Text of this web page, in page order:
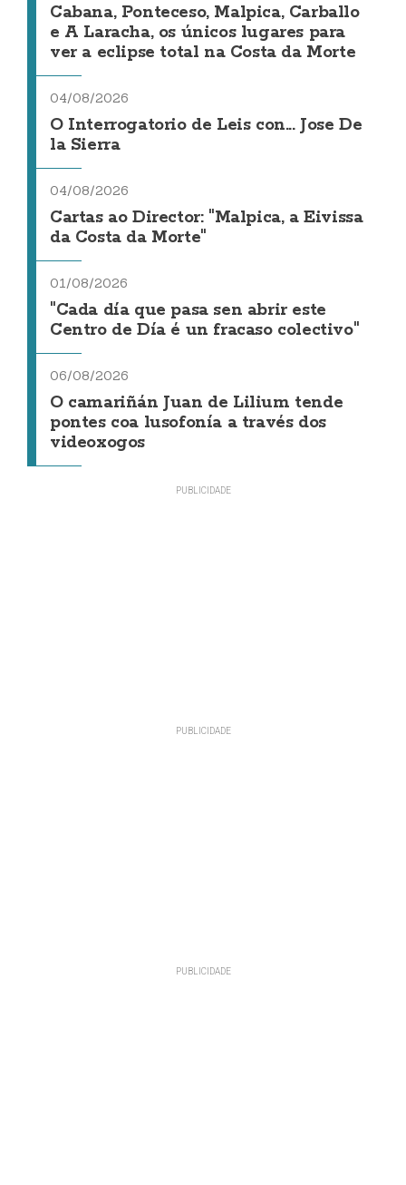
Cabana, Ponteceso, Malpica, Carballo
e A Laracha, os únicos lugares para
ver a eclipse total na Costa da Morte
04/08/2026
O Interrogatorio de Leis con... Jose De
la Sierra
04/08/2026
Cartas ao Director: "Malpica, a Eivissa
da Costa da Morte"
01/08/2026
"Cada día que pasa sen abrir este
Centro de Día é un fracaso colectivo"
06/08/2026
O camariñán Juan de Lilium tende
pontes coa lusofonía a través dos
videoxogos